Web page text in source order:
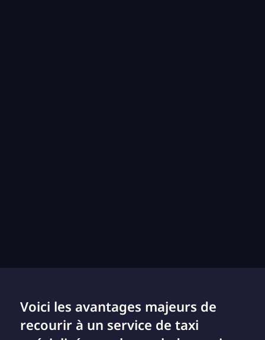
Voici les avantages majeurs de
recourir à un service de taxi